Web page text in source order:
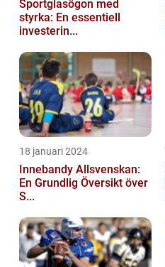
Sportglasögon med
styrka: En essentiell
investerin...
18 januari 2024
Innebandy Allsvenskan:
En Grundlig Översikt över
S...